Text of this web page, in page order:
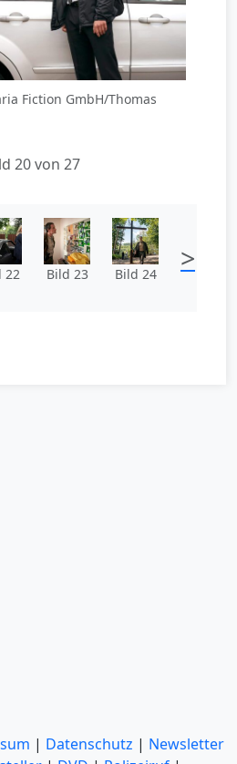
Fiction GmbH/Thomas
20 von 27
22 Bild 23 Bild 24 >
| Datenschutz | Newsletter